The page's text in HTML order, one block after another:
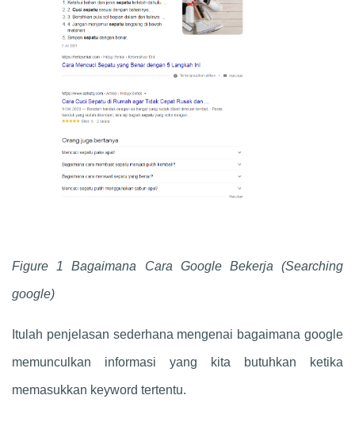
Figure 1 Bagaimana Cara Google Bekerja (Searching
google)
Itulah penjelasan sederhana mengenai bagaimana google
memunculkan informasi yang kita butuhkan ketika
memasukkan keyword tertentu.